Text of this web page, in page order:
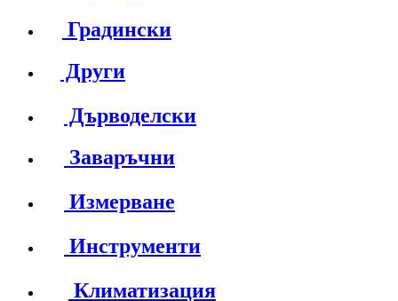
Градински
Други
Дърводелски
Заваръчни
Измерване
Инструменти
Климатизация